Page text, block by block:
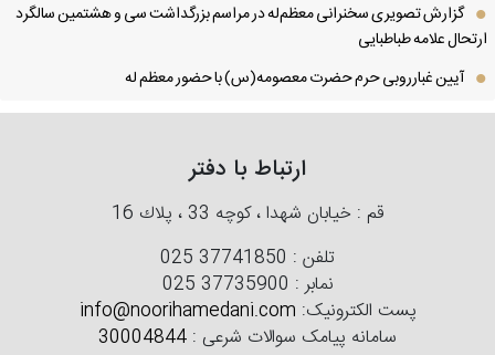
گزارش تصویری سخنرانی معظم‌له در مراسم بزرگداشت سی و هشتمین سالگرد
علامه طباطبایی
آیین غبارروبی حرم حضرت معصومه(س) با حضور معظم له
ارتباط با دفتر
قم : خیابان شهدا ، كوچه 33 ، پلاك 16
تلفن :025 37741850
نمابر :025 37735900
پست الکترونیک:info@noorihamedani.com
سامانه پیامک سوالات شرعی : 30004844